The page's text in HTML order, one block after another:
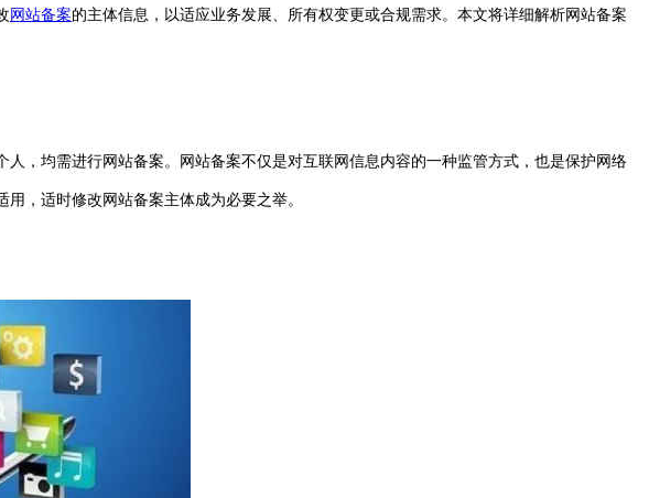
网站备案的主体信息，以适应业务发展、所有权变更或合规需求。本文将详细解析网站备案
，均需进行网站备案。网站备案不仅是对互联网信息内容的一种监管方式，也是保护网络
，适时修改网站备案主体成为必要之举。